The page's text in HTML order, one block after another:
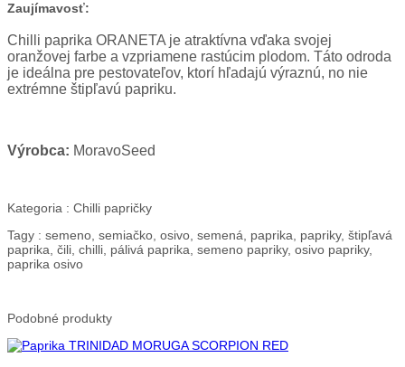
Zaujímavosť:
Chilli paprika ORANETA je atraktívna vďaka svojej
oranžovej farbe a vzpriamene rastúcim plodom. Táto odroda
je ideálna pre pestovateľov, ktorí hľadajú výraznú, no nie
extrémne štipľavú papriku.
Výrobca: MoravoSeed
Kategoria : Chilli papričky
Tagy : semeno, semiačko, osivo, semená, paprika, papriky, štipľavá
paprika, čili, chilli, pálivá paprika, semeno papriky, osivo papriky,
paprika osivo
Podobné produkty